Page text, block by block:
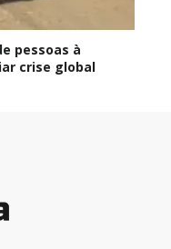
pessoas à
crise global